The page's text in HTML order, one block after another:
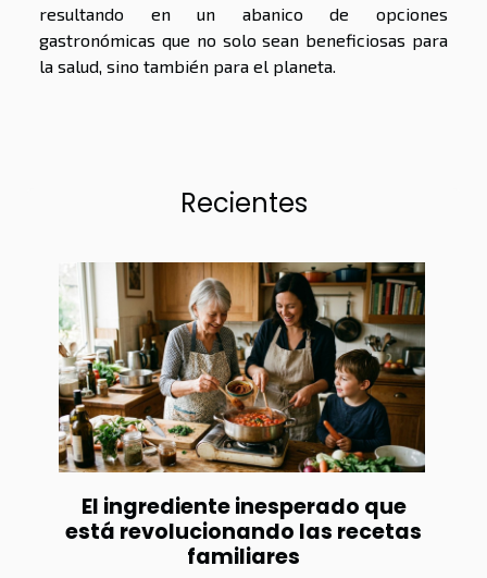
resultando en un abanico de opciones
gastronómicas que no solo sean beneficiosas para
la salud, sino también para el planeta.
Recientes
El ingrediente inesperado que
está revolucionando las recetas
familiares